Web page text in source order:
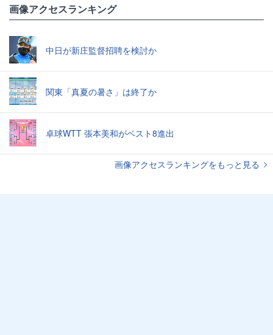
画像アクセスランキング
中日が新庄監督招聘を検討か
関東「真夏の暑さ」は終了か
卓球WTT 張本美和がベスト8進出
画像アクセスランキングをもっと見る